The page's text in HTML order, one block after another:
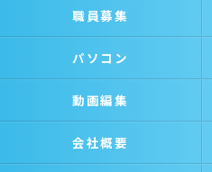
職員募集
パソコン
動画編集
会社概要